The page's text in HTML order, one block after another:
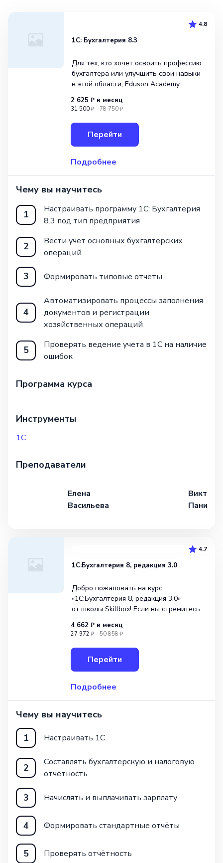
4.8
1С: Бухгалтерия 8.3
Для тех, кто хочет освоить профессию
бухгалтера или улучшить свои навыки
в этой области, Eduson Academy
возможностей с помощью курса «1С:
11 модулей и 148 уроков, которые
помогут вам научиться настраиват
2 625 ₽ в месяц
31 500 ₽ 78 750 ₽
Перейти
Подробнее
Чему вы научитесь
1
Настраивать программу 1С: Бухгалтерия
8.3 под тип предприятия
2
Вести учет основных бухгалтерских
операций
3 Формировать типовые отчеты
4
Автоматизировать процессы заполнения
документов и регистрации
хозяйственных операций
5
Проверять ведение учета в 1С на наличие
ошибок
Программа курса
Инструменты
1С
Преподаватели
Елена
Васильева
4.7
1С:Бухгалтерия 8, редакция 3.0
Добро пожаловать на курс
«1С:Бухгалтерия 8, редакция 3.0»
от школы Skillbox! Если вы стремитесь
Финансового менеджера, то данный
программа является полным
и всесторонним руководством по ис
4 662 ₽ в месяц
27 972 ₽ 50 858 ₽
Перейти
Подробнее
Чему вы научитесь
1
Настраивать 1С
2
Составлять бухгалтерскую и налоговую
отчётность
3 Начислять и выплачивать зарплату
4 Формировать стандартные отчёты
5 Проверять отчётность